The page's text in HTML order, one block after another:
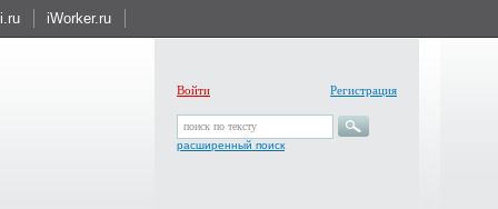
iWorker.ru
Войти Регистрация
поиск по тексту
расширенный поиск